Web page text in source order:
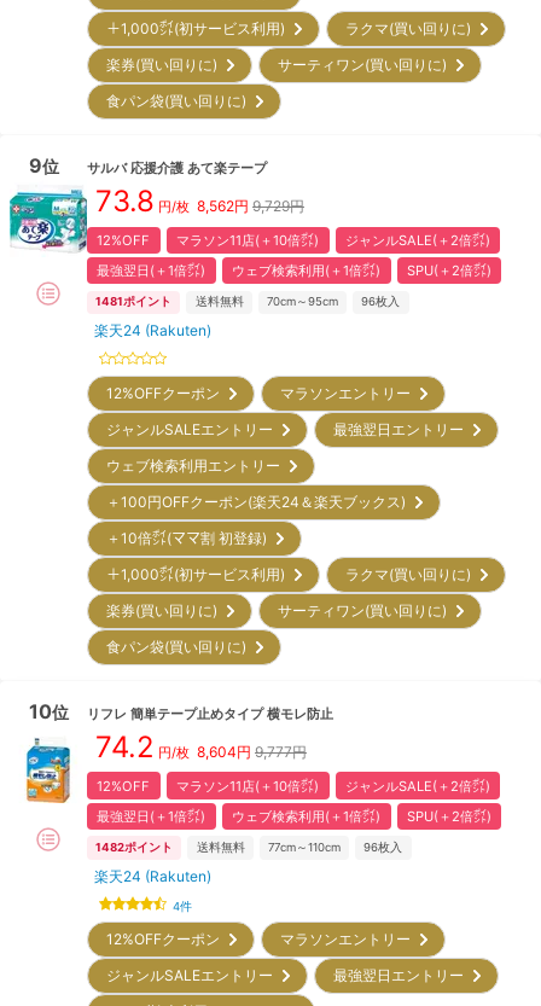
＋1,000㌽(初サービス利用)
ラクマ(買い回りに)
楽券(買い回りに)
サーティワン(買い回りに)
食パン袋(買い回りに)
9位 サルバ 応援介護 あて楽テープ
73.8 円/枚 8,562円 9,729円
12%OFF マラソン11店(＋10倍㌽)
ジャンルSALE(＋2倍㌽)
最強翌日(＋1倍㌽)
ウェブ検索利用(＋1倍㌽) SPU(＋2倍㌽)
1481ポイント 送料無料 70cm～95cm 96枚入
楽天24 (Rakuten)
12%OFFクーポン
マラソンエントリー
ジャンルSALEエントリー
最強翌日エントリー
ウェブ検索利用エントリー
＋100円OFFクーポン(楽天24＆楽天ブックス)
＋10倍㌽(ママ割 初登録)
＋1,000㌽(初サービス利用)
ラクマ(買い回りに)
楽券(買い回りに)
サーティワン(買い回りに)
食パン袋(買い回りに)
10位 リフレ 簡単テープ止めタイプ 横モレ防止
74.2 円/枚 8,604円 9,777円
12%OFF マラソン11店(＋10倍㌽)
ジャンルSALE(＋2倍㌽)
最強翌日(＋1倍㌽)
ウェブ検索利用(＋1倍㌽) SPU(＋2倍㌽)
1482ポイント 送料無料 77cm～110cm 96枚入
楽天24 (Rakuten)
4件
12%OFFクーポン
マラソンエントリー
ジャンルSALEエントリー
最強翌日エントリー